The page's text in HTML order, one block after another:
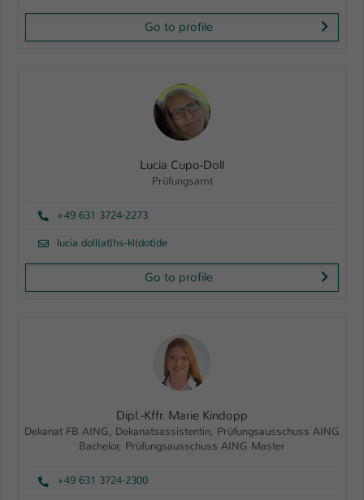
Go to profile
Lucia Cupo-Doll
Prüfungsamt
+49 631 3724-2273
lucia.doll(at)hs-kl(dot)de
Go to profile
Dipl.-Kffr. Marie Kindopp
Dekanat FB AING, Dekanatsassistentin, Prüfungsausschuss AING
Bachelor, Prüfungsausschuss AING Master
+49 631 3724-2300